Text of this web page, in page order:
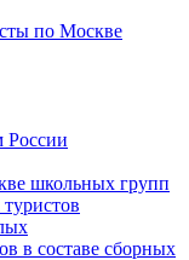
по Москве
России
школьных групп
в составе сборных